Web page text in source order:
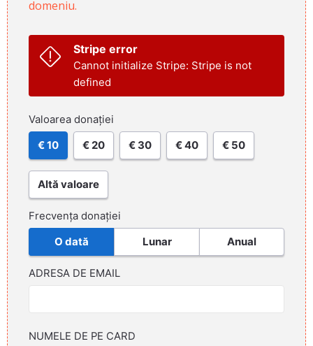
domeniu.
Stripe error
Cannot initialize Stripe: Stripe is not
defined
Valoarea donației
€ 10 € 20 € 30 € 40 € 50
Altă valoare
Frecvența donației
O dată Lunar Anual
ADRESA DE EMAIL
NUMELE DE PE CARD